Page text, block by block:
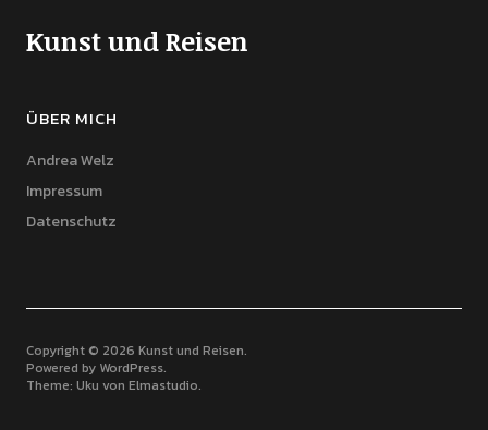
Kunst und Reisen
ÜBER MICH
Andrea Welz
Impressum
Datenschutz
Copyright © 2026 Kunst und Reisen
Powered by WordPress
Theme: Uku von Elmastudio